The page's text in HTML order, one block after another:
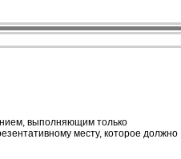
выполняющим только
месту, которое должно